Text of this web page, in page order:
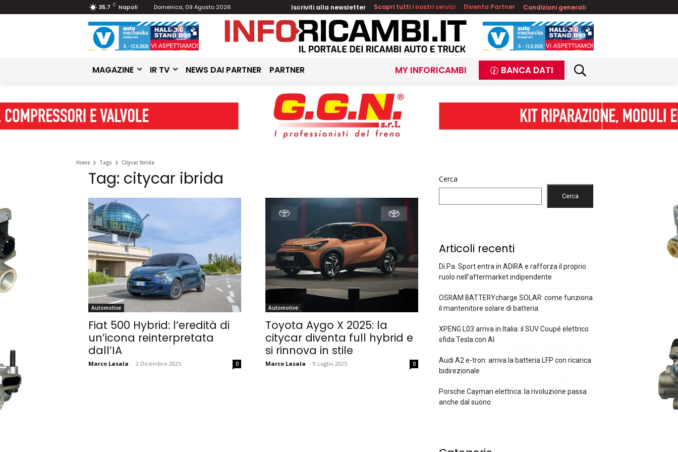
35.7 C Napoli Domenica, 09 Agosto 2026 Iscriviti alla newsletter Scopri tutti i nostri servizi Diventa Partner Condizioni generali
MAGAZINE IR TV NEWS DAI PARTNER PARTNER MY INFORICAMBI BANCA DATI
Home Tags Citycar Ibrida
Tag: citycar ibrida
Automotive
Fiat 500 Hybrid: l’eredità di
un’icona reinterpretata
dall’IA
Marco Lasala - 2 Dicembre 2025 0
Automotive
Toyota Aygo X 2025: la
citycar diventa full hybrid e
si rinnova in stile
Marco Lasala - 9 Luglio 2025 0
Cerca
Cerca
Articoli recenti
Di.Pa. Sport entra in ADIRA e rafforza il proprio
ruolo nell’aftermarket indipendente
OSRAM BATTERYcharge SOLAR: come funziona
il mantenitore solare di batteria
XPENG L03 arriva in Italia: il SUV Coupé elettrico
sfida Tesla con AI
Audi A2 e-tron: arriva la batteria LFP con ricarica
bidirezionale
Porsche Cayman elettrica: la rivoluzione passa
anche dal suono